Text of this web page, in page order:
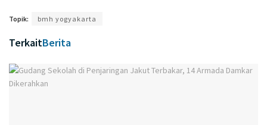
Topik: bmh yogyakarta
TerkaitBerita